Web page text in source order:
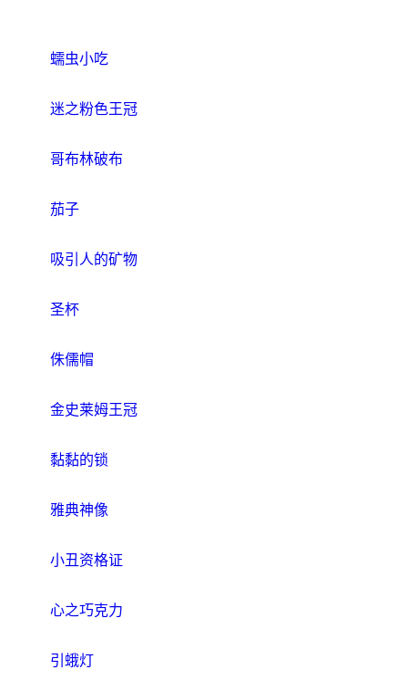
蠕虫小吃
迷之粉色王冠
哥布林破布
茄子
吸引人的矿物
圣杯
侏儒帽
金史莱姆王冠
黏黏的锁
雅典神像
小丑资格证
心之巧克力
引蛾灯